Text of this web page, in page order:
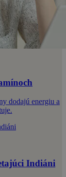
dodajú energiu a
Indiáni